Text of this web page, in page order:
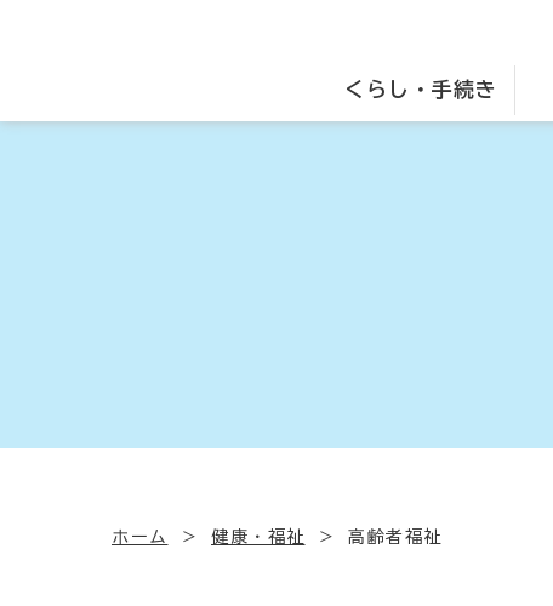
くらし・手続き
ホーム 健康・福祉 高齢者福祉